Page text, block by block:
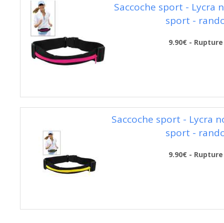
Saccoche sport - Lycra
sport -
9.90€ - Rupture
Saccoche sport - Lycra
sport -
9.90€ - Rupture